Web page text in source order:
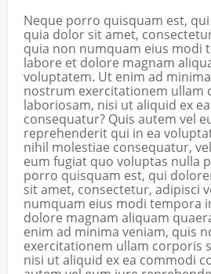
Neque porro quisquam est,
quia dolor sit amet,
quia non numquam eius modi
labore et dolore magnam
voluptatem. Ut enim ad
nostrum exercitationem ullam
laboriosam, nisi ut aliquid ex
consequatur? Quis autem vel
reprehenderit qui in ea
nihil molestiae consequatur,
eum fugiat quo voluptas nulla
porro quisquam est, qui
sit amet, consectetur, adipisci
numquam eius modi tempora
dolore magnam aliquam
enim ad minima veniam, quis
exercitationem ullam corporis
nisi ut aliquid ex ea commodi